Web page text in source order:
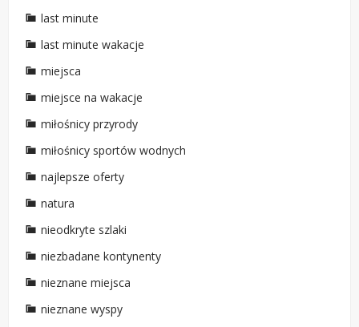
last minute
last minute wakacje
miejsca
miejsce na wakacje
miłośnicy przyrody
miłośnicy sportów wodnych
najlepsze oferty
natura
nieodkryte szlaki
niezbadane kontynenty
nieznane miejsca
nieznane wyspy